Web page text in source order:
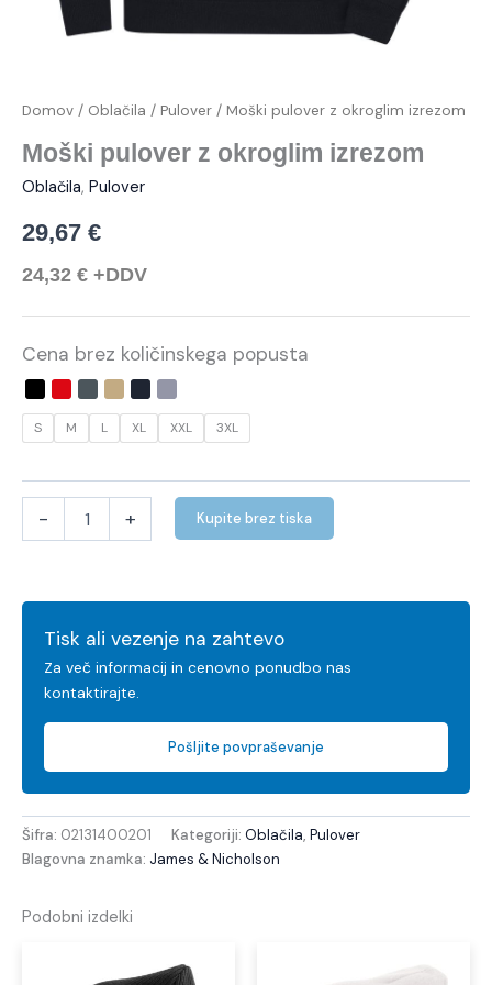
Domov / Oblačila / Pulover / Moški pulover z okroglim izrezom
Moški pulover z okroglim izrezom
Oblačila, Pulover
29,67 €
24,32 € +DDV
Cena brez količinskega popusta
S M L XL XXL 3XL
- + Kupite brez tiska
Tisk ali vezenje na zahtevo
Za več informacij in cenovno ponudbo nas
kontaktirajte.
Pošljite povpraševanje
Šifra: 02131400201 Kategoriji: Oblačila, Pulover
Blagovna znamka: James & Nicholson
Podobni izdelki